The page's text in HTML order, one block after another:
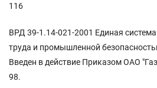
116
ВРД 39-1.14-021-2001 Единая
труда и промышленной
Введен в действие Приказом ОАО
98.